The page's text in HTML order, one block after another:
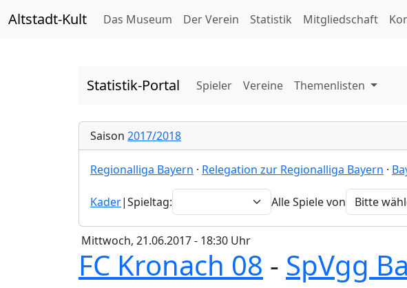
Altstadt-Kult Das Museum Der Verein Statistik Mitgliedschaft
Statistik-Portal Spieler Vereine Themenlisten
Saison 2017/2018
Regionalliga Bayern · Relegation zur Regionalliga Bayern ·
Kader|Spieltag: Alle Spiele von
Mittwoch, 21.06.2017 - 18:30 Uhr
FC Kronach 08 - SpVgg